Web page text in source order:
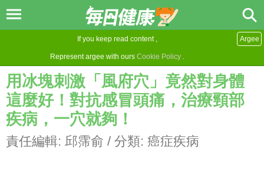
If you keep read content ,
Represent argee with ours Cookie Policy .
Argee
用冰塊刺激「風府穴」竟然對身體
這麼好！對抗感冒頭痛，治療頸部
疾病，一穴就夠！
責任編輯: 邱霈俞 / 分類: 癌症疾病